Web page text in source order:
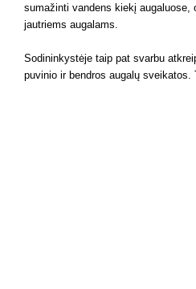
sumažinti vandens kiekį
jautriems augalams.
Sodininkystėje taip pat svarbu
puvinio ir bendros augalų